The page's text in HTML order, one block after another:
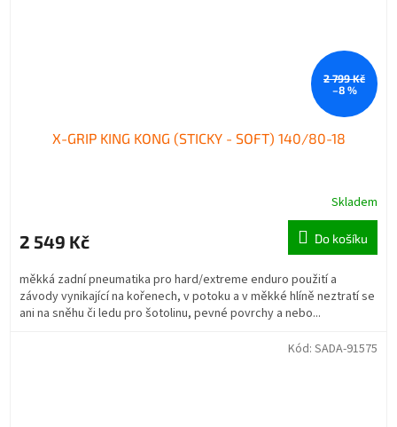
2 799 Kč
–8 %
X-GRIP KING KONG (STICKY - SOFT) 140/80-18
Skladem
2 549 Kč Do košíku
měkká zadní pneumatika pro hard/extreme enduro použití a
závody vynikající na kořenech, v potoku a v měkké hlíně neztratí se
ani na sněhu či ledu pro šotolinu, pevné povrchy a nebo...
Kód: SADA-91575